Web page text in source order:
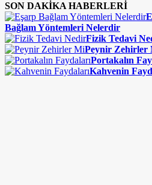
SON DAKİKA HABERLERİ
Bağlam Yöntemleri Nelerdir
Fizik Tedavi
Peynir Zehirler
Portakalın
Kahvenin